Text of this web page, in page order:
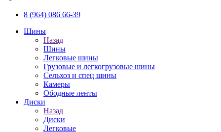
8 (964) 086 66-39
Шины
Назад
Шины
Легковые шины
Грузовые и легкогрузовые шины
Сельхоз и спец шины
Камеры
Ободные ленты
Диски
Назад
Диски
Легковые